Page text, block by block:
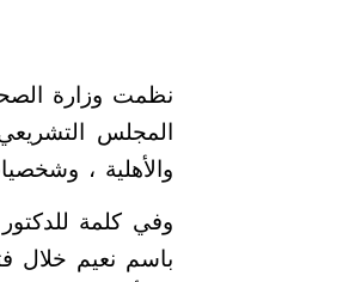
نظمت وزارة
المجلس
والأهلية ،
وفي كلمة
باسم نعيم خلال